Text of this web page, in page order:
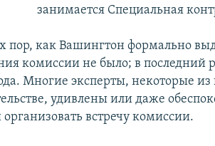
занимается Специальная
пор, как Вашингтон формально
комиссии не было; в последний
Многие эксперты, некоторые
удивлены или даже
организовать встречу комиссии.